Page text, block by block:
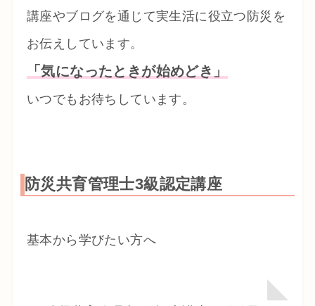
講座やブログを通じて実生活に役立つ防災を
お伝えしています。
「気になったときが始めどき」
いつでもお待ちしています。
防災共育管理士3級認定講座
基本から学びたい方へ